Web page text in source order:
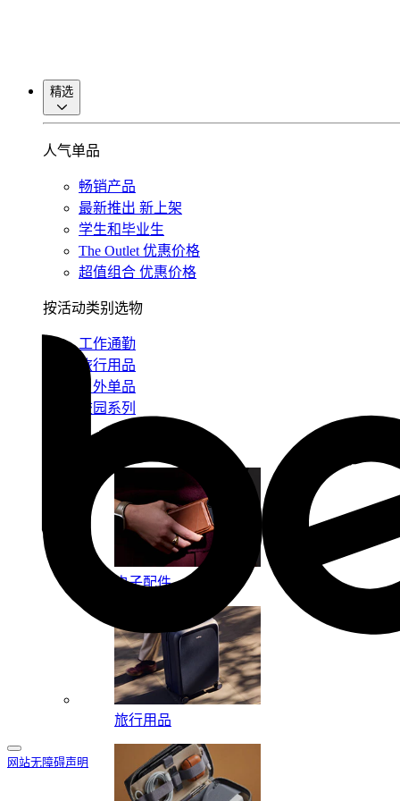
网站无障碍声明
精选
人气单品
畅销产品
最新推出 新上架
学生和毕业生
The Outlet 优惠价格
超值组合 优惠价格
按活动类别选物
工作通勤
旅行用品
户外单品
校园系列
电子配件
旅行用品